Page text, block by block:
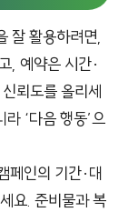
잘 활용하려면,
, 예약은 시간·
뢰도를 올리세
‘다음 행동’으
페인의 기간·대
요. 준비물과 복